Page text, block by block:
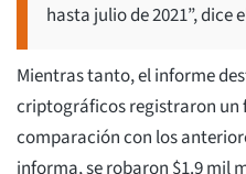
hasta julio de 2021”, dice
Mientras tanto, el informe
criptográficos registraron un
comparación con los
informa, se robaron $1.9 mil